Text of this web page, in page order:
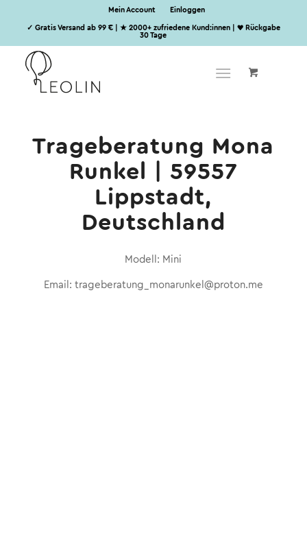
Mein Account Einloggen
✓ Gratis Versand ab 99 € | ★ 2000+ zufriedene Kund:innen | ♥ Rückgabe
30 Tage
Trageberatung Mona
Runkel | 59557
Lippstadt,
Deutschland
Modell: Mini
Email: trageberatung_monarunkel@proton.me